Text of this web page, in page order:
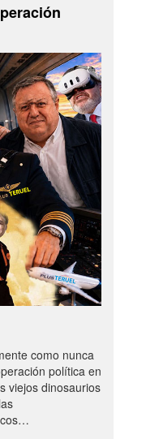
como nunca
política en
viejos dinosaurios